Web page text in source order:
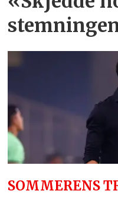
SOMMERENS